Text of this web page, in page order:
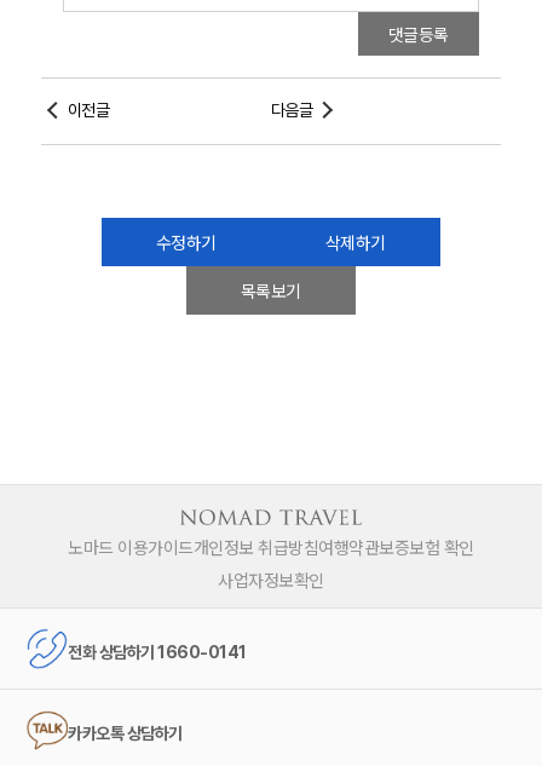
댓글등록
이전글 다음글
수정하기
삭제하기
목록보기
노마드 이용가이드개인정보 취급방침여행약관보증보험 확인
사업자정보확인
전화 상담하기 1660-0141
카카오톡 상담하기